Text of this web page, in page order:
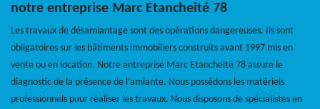
notre entreprise Marc Etancheité 78
Les travaux de désamiantage sont des opérations dangereuses. Ils sont
obligatoires sur les bâtiments immobiliers construits avant 1997 mis en
vente ou en location. Notre entreprise Marc Etancheité 78 assure le
diagnostic de la présence de l’amiante. Nous possédons les matériels
professionnels pour réaliser les travaux. Nous disposons de spécialistes en